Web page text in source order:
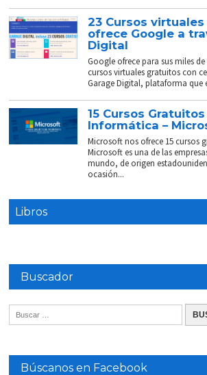
23 Cursos
ofrece Google a
Digital
Google ofrece para sus miles
cursos virtuales gratuitos con
Garage Digital, plataforma que
15 Cursos
Informática –
Microsoft nos ofrece 15 cursos
Microsoft es una de las
mundo, de origen
ocasión...
Libros
Buscador
Búscanos en Facebook